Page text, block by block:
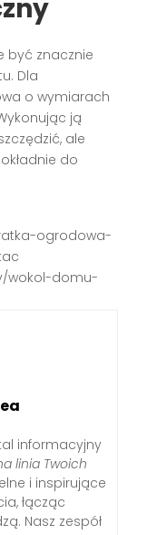
być znacznie
Dla
o wymiarach
ją
ale
do
ogrodowa-
wokol-domu-
informacyjny
linia Twoich
i inspirujące
łącząc
Nasz zespół